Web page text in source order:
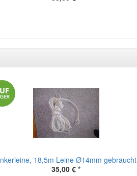
18,5m Leine Ø14mm gebraucht
35,00 € *